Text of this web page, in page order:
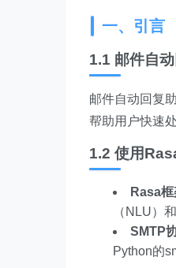
一、引言
1.1 邮件自
邮件自动回复
帮助用户快速
1.2 使用
Rasa
（NLU）
SMTP
Python的